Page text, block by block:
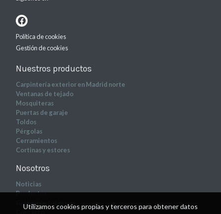
Política de cookies
Gestión de cookies
Nuestros productos
Carpintería exterior en Madrid norte
Ventanas de tejado
Mosquiteras
Puertas de garaje
Toldos
Pérgolas
Cerramientos
Cortinas y estores
Nosotros
Noticias
Productos
Galería de fotos
Utilizamos cookies propias y terceros para obtener datos